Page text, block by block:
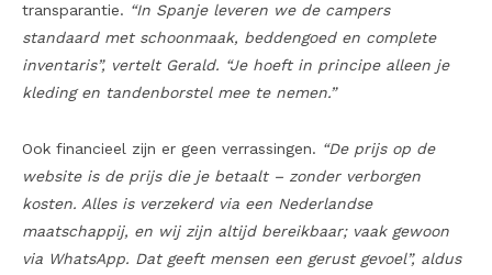
transparantie. “In Spanje leveren we de campers
standaard met schoonmaak, beddengoed en complete
inventaris”, vertelt Gerald. “Je hoeft in principe alleen je
kleding en tandenborstel mee te nemen.”
Ook financieel zijn er geen verrassingen. “De prijs op de
website is de prijs die je betaalt – zonder verborgen
kosten. Alles is verzekerd via een Nederlandse
maatschappij, en wij zijn altijd bereikbaar; vaak gewoon
via WhatsApp. Dat geeft mensen een gerust gevoel”, aldus